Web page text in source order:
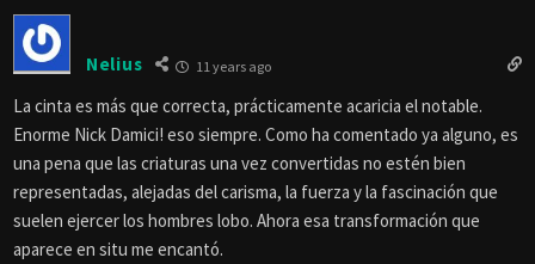
Nelius 11 years ago
La cinta es más que correcta, prácticamente acaricia el notable.
Enorme Nick Damici! eso siempre. Como ha comentado ya alguno, es
una pena que las criaturas una vez convertidas no estén bien
representadas, alejadas del carisma, la fuerza y la fascinación que
suelen ejercer los hombres lobo. Ahora esa transformación que
aparece en situ me encantó.